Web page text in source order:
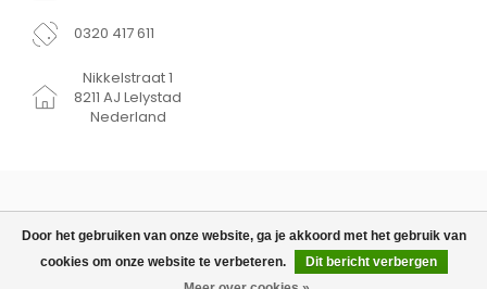
TOEVOEGEN AAN WINKELWAGEN
Door het gebruiken van onze website, ga je akkoord met het gebruik van
cookies om onze website te verbeteren.
Dit bericht verbergen
0320 417 611
Nikkelstraat 1
8211 AJ Lelystad
Nederland
© Copyright 2026 Babydrogist.nl